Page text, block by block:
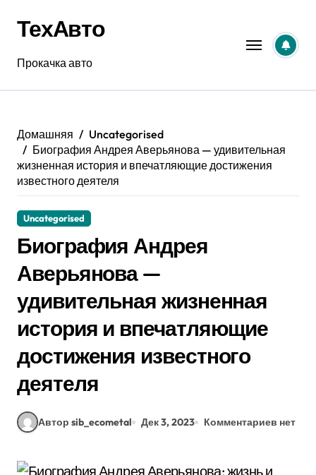
содержанию
ТехАвто
Прокачка авто
Домашняя
Uncategorised
Биография Андрея Аверьянова — удивительная
жизненная история и впечатляющие достижения
известного деятеля
Uncategorised
Биография Андрея
Аверьянова —
удивительная жизненная
история и впечатляющие
достижения известного
деятеля
Автор sib_ecometal Дек 3, 2023 Комментариев нет